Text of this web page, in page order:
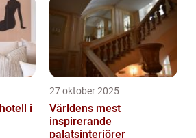
i
27 oktober 2025
Världens mest
inspirerande
palatsinteriörer